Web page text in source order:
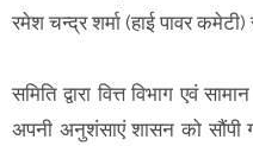
रमेश चन्द्र शर्मा (हाई पावर
समिति द्वारा वित्त विभाग एवं
अपनी अनुशंसाएं शासन को सौंपी